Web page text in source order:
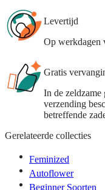
Levertijd
Op werkdagen
Gratis
In de zeldzame
verzending
betreffende
Gerelateerde collecties
Feminized
Autoflower
Beginner Soorten